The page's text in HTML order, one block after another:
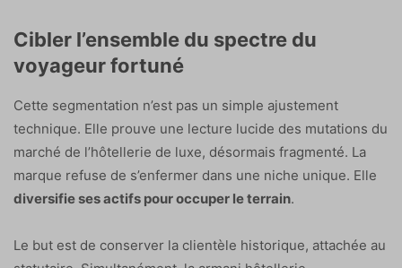
Cibler l’ensemble du spectre du
voyageur fortuné
Cette segmentation n’est pas un simple ajustement
technique. Elle prouve une lecture lucide des mutations du
marché de l’hôtellerie de luxe, désormais fragmenté. La
marque refuse de s’enfermer dans une niche unique. Elle
diversifie ses actifs pour occuper le terrain.
Le but est de conserver la clientèle historique, attachée au